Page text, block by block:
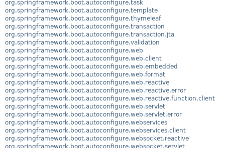
org.springframework.boot.autoconfigure.task
org.springframework.boot.autoconfigure.template
org.springframework.boot.autoconfigure.thymeleaf
org.springframework.boot.autoconfigure.transaction
org.springframework.boot.autoconfigure.transaction.jta
org.springframework.boot.autoconfigure.validation
org.springframework.boot.autoconfigure.web
org.springframework.boot.autoconfigure.web.client
org.springframework.boot.autoconfigure.web.embedded
org.springframework.boot.autoconfigure.web.format
org.springframework.boot.autoconfigure.web.reactive
org.springframework.boot.autoconfigure.web.reactive.error
org.springframework.boot.autoconfigure.web.reactive.function.client
org.springframework.boot.autoconfigure.web.servlet
org.springframework.boot.autoconfigure.web.servlet.error
org.springframework.boot.autoconfigure.webservices
org.springframework.boot.autoconfigure.webservices.client
org.springframework.boot.autoconfigure.websocket.reactive
org.springframework.boot.autoconfigure.websocket.servlet